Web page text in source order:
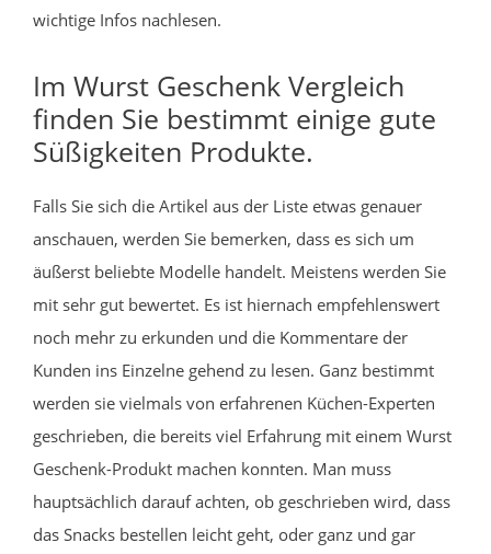
wichtige Infos nachlesen.
Im Wurst Geschenk Vergleich
finden Sie bestimmt einige gute
Süßigkeiten Produkte.
Falls Sie sich die Artikel aus der Liste etwas genauer
anschauen, werden Sie bemerken, dass es sich um
äußerst beliebte Modelle handelt. Meistens werden Sie
mit sehr gut bewertet. Es ist hiernach empfehlenswert
noch mehr zu erkunden und die Kommentare der
Kunden ins Einzelne gehend zu lesen. Ganz bestimmt
werden sie vielmals von erfahrenen Küchen-Experten
geschrieben, die bereits viel Erfahrung mit einem Wurst
Geschenk-Produkt machen konnten. Man muss
hauptsächlich darauf achten, ob geschrieben wird, dass
das Snacks bestellen leicht geht, oder ganz und gar